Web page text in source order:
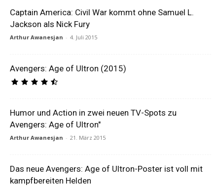
Captain America: Civil War kommt ohne Samuel L.
Jackson als Nick Fury
Arthur Awanesjan - 4. Juli 2015
Avengers: Age of Ultron (2015)
Humor und Action in zwei neuen TV-Spots zu
Avengers: Age of Ultron"
Arthur Awanesjan - 21. März 2015
Das neue Avengers: Age of Ultron-Poster ist voll mit
kampfbereiten Helden